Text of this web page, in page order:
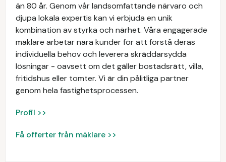
än 80 år. Genom vår landsomfattande närvaro och
djupa lokala expertis kan vi erbjuda en unik
kombination av styrka och närhet. Våra engagerade
mäklare arbetar nära kunder för att förstå deras
individuella behov och leverera skräddarsydda
lösningar - oavsett om det gäller bostadsrätt, villa,
fritidshus eller tomter. Vi är din pålitliga partner
genom hela fastighetsprocessen.
Profil >>
Få offerter från mäklare >>